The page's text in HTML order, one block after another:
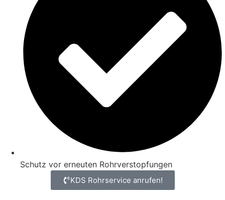
Schutz vor erneuten Rohrverstopfungen
KDS Rohrservice anrufen!